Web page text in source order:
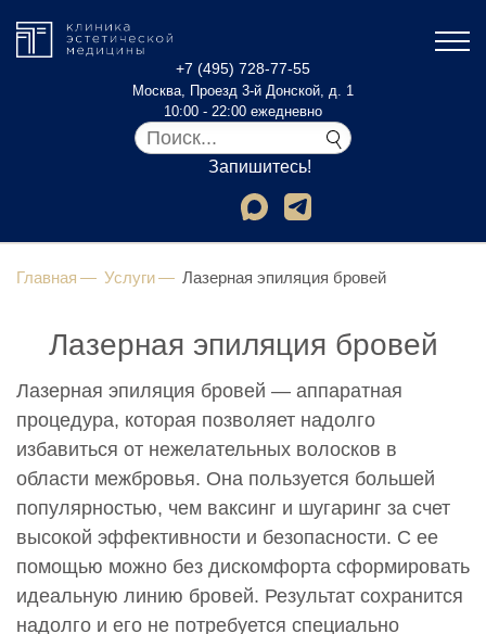
+7 (495) 728-77-55
Москва, Проезд 3-й Донской, д. 1
10:00 - 22:00 ежедневно
Запишитесь!
Главная Услуги Лазерная эпиляция бровей
Лазерная эпиляция бровей
Лазерная эпиляция бровей — аппаратная
процедура, которая позволяет надолго
избавиться от нежелательных волосков в
области межбровья. Она пользуется большей
популярностью, чем ваксинг и шугаринг за счет
высокой эффективности и безопасности. С ее
помощью можно без дискомфорта сформировать
идеальную линию бровей. Результат сохранится
надолго и его не потребуется специально